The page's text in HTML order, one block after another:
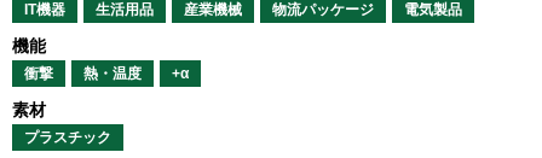
IT機器 生活用品 産業機械 物流パッケージ 電気製品
機能
衝撃 熱・温度 +α
素材
プラスチック